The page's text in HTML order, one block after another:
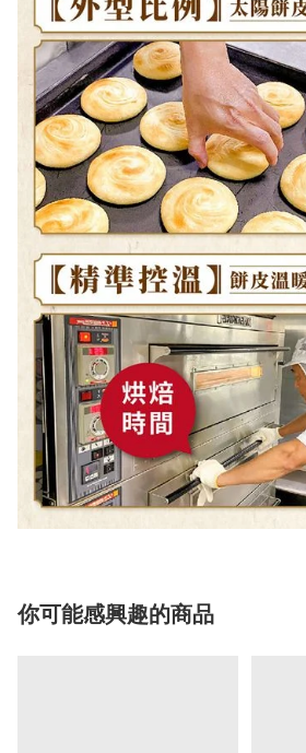
你可能感興趣的商品